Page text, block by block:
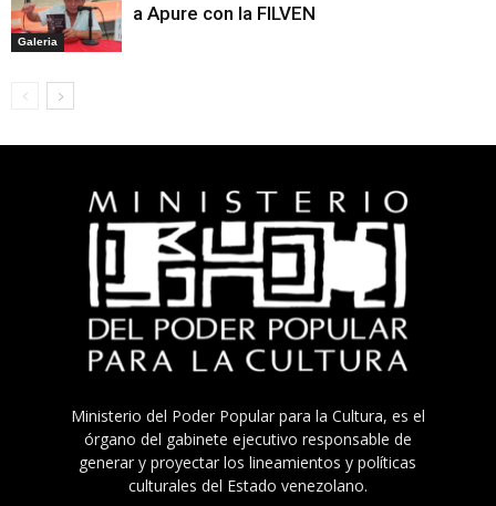
Galeria
a Apure con la FILVEN
Ministerio del Poder Popular para la Cultura, es el
órgano del gabinete ejecutivo responsable de
generar y proyectar los lineamientos y políticas
culturales del Estado venezolano.